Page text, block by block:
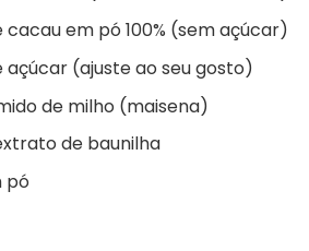
em pó 100% (sem açúcar)
açúcar (ajuste ao seu gosto)
de milho (maisena)
de baunilha
pó